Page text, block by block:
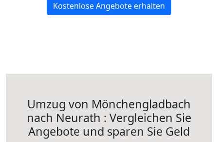
Kostenlose Angebote erhalten
Umzug von Mönchengladbach
nach Neurath : Vergleichen Sie
Angebote und sparen Sie Geld